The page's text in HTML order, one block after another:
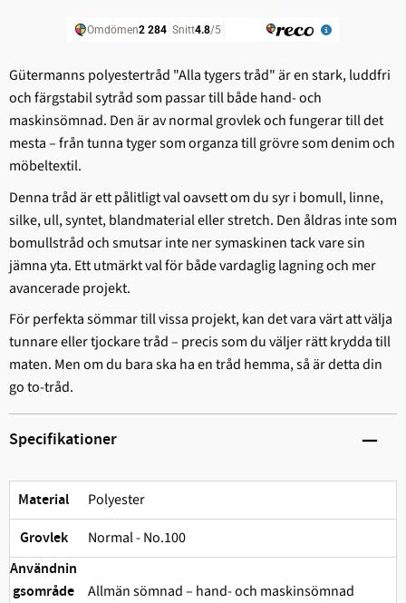
Gütermanns polyestertråd "Alla tygers tråd" är en stark, ludd­fri
och färgstabil sytråd som passar till både hand- och
maskinsömnad. Den är av normal grovlek och fungerar till det
mesta – från tunna tyger som organza till grövre som denim och
möbeltextil.
Denna tråd är ett pålitligt val oavsett om du syr i bomull, linne,
silke, ull, syntet, blandmaterial eller stretch. Den åldras inte som
bomullstråd och smutsar inte ner symaskinen tack vare sin
jämna yta. Ett utmärkt val för både vardaglig lagning och mer
avancerade projekt.
För perfekta sömmar till vissa projekt, kan det vara värt att välja
tunnare eller tjockare tråd – precis som du väljer rätt krydda till
maten. Men om du bara ska ha en tråd hemma, så är detta din
go to-tråd.
Specifikationer
Material Polyester
Grovlek Normal - No.100
Användnin
gsområde
Allmän sömnad – hand- och maskinsömnad